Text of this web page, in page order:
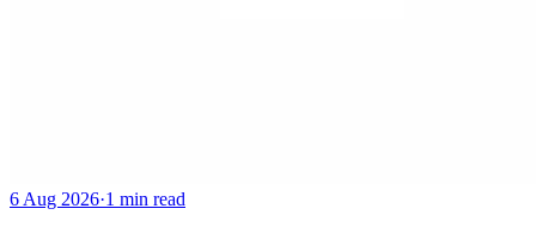
6 Aug 2026·1 min read